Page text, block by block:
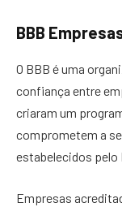
BBB
O BBB é uma
confiança entre
criaram um
comprometem a
estabelecidos pelo
Empresas